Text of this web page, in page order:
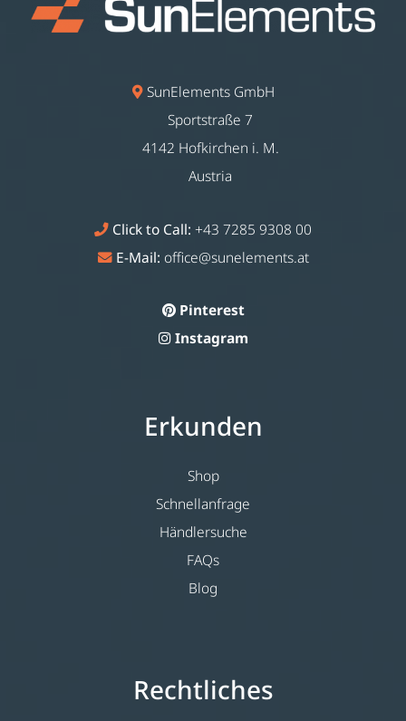
SunElements GmbH
Sportstraße 7
4142 Hofkirchen i. M.
Austria
Click to Call: +43 7285 9308 00
E-Mail: office@sunelements.at
Pinterest
Instagram
Erkunden
Shop
Schnellanfrage
Händlersuche
FAQs
Blog
Rechtliches